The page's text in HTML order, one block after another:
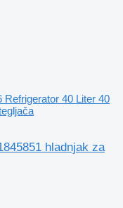
Refrigerator 40 Liter 40
hladnjak za